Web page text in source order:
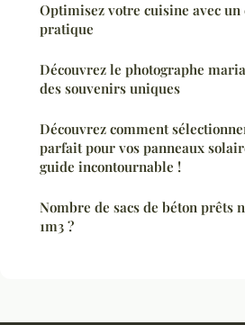
Optimisez votre cuisine avec
pratique
Découvrez le photographe
des souvenirs uniques
Découvrez comment
parfait pour vos panneaux
guide incontournable !
Nombre de sacs de béton prêts
1m3 ?